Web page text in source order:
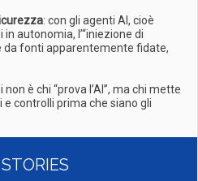
: con gli agenti AI, cioè
autonomia, l’“iniezione di
da fonti apparentemente fidate,
è chi “prova l’AI”, ma chi mette
controlli prima che siano gli